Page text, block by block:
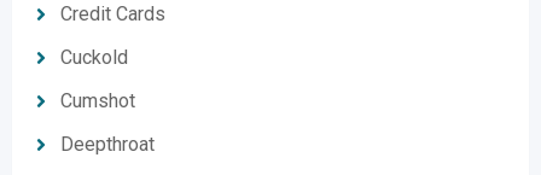
Credit Cards
Cuckold
Cumshot
Deepthroat